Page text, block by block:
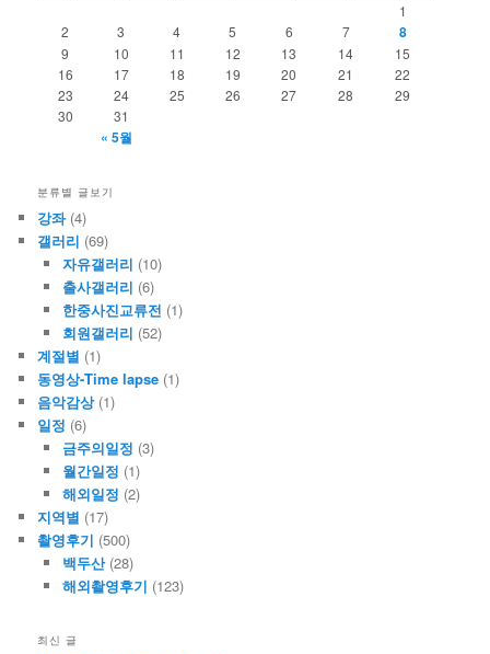
1
2
3 4 5 6 7 8
9 10 11 12 13 14
15
16
17 18 19 20 21
22
23
24 25 26 27 28
29
30
31
« 5월
분류별 글보기
강좌(4)
갤러리 (69)
자유갤러리 (10)
출사갤러리 (6)
한중사진교류전 (1)
회원갤러리 (52)
계절별 (1)
동영상-Time lapse (1)
음악감상(1)
일정 (6)
금주의일정 (3)
월간일정 (1)
해외일정 (2)
지역별 (17)
촬영후기 (500)
백두산(28)
해외촬영후기 (123)
최신 글